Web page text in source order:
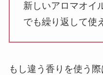
新しいアロマオイ
でも繰り返して使
もし違う香りを使う